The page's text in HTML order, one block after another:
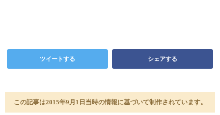
ツイートする シェアする
この記事は2015年9月1日当時の情報に基づいて制作されています。